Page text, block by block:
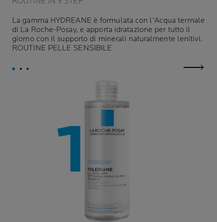
La gamma HYDREANE è formulata con l'Acqua termale
di La Roche-Posay, e apporta idratazione per tutto il
giorno con il supporto di minerali naturalmente lenitivi.
ROUTINE PELLE SENSIBILE
next